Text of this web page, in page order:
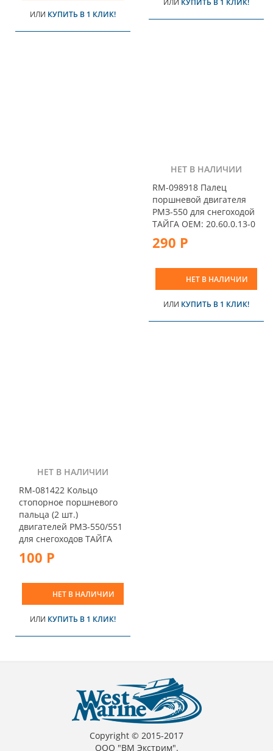
ИЛИ КУПИТЬ В 1 КЛИК!
НЕТ В НАЛИЧИИ
RM-098918 Палец
поршневой двигателя
РМЗ-550 для снегоходой
ТАЙГА OEM: 20.60.0.13-0
290 Р
НЕТ В НАЛИЧИИ
ИЛИ КУПИТЬ В 1 КЛИК!
НЕТ В НАЛИЧИИ
RM-081422 Кольцо
стопорное поршневого
пальца (2 шт.)
двигателей РМЗ-550/551
для снегоходов ТАЙГА
100 Р
НЕТ В НАЛИЧИИ
ИЛИ КУПИТЬ В 1 КЛИК!
Copyright © 2015-2017
ООО "ВМ Экстрим".